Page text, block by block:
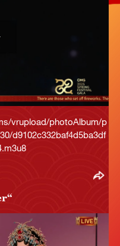
vrupload/photoAlbum/p
d9102c332baf4d5ba3df